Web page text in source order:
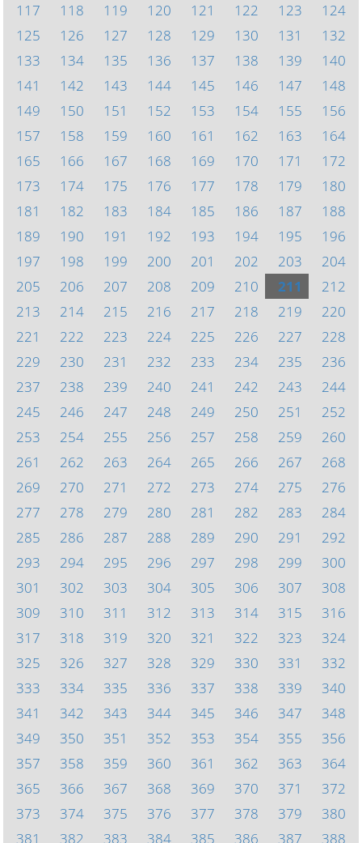
117
118 119 120 121 122 123
124
125
126 127 128 129 130 131
132
133
134 135 136 137 138 139
140
141
142 143 144 145 146 147
148
149
150 151 152 153 154 155
156
157
158 159 160 161 162 163
164
165
166 167 168 169 170 171
172
173
174 175 176 177 178 179
180
181
182 183 184 185 186 187
188
189
190 191 192 193 194 195
196
197
198 199 200 201 202 203
204
205
206 207 208 209 210 211
212
213
214 215 216 217 218 219
220
221
222 223 224 225 226 227
228
229
230 231 232 233 234 235
236
237
238 239 240 241 242 243
244
245
246 247 248 249 250 251
252
253
254 255 256 257 258 259
260
261
262 263 264 265 266 267
268
269
270 271 272 273 274 275
276
277
278 279 280 281 282 283
284
285
286 287 288 289 290 291
292
293
294 295 296 297 298 299
300
301
302 303 304 305 306 307
308
309
310 311 312 313 314 315
316
317
318 319 320 321 322 323
324
325
326 327 328 329 330 331
332
333
334 335 336 337 338 339
340
341
342 343 344 345 346 347
348
349
350 351 352 353 354 355
356
357
358 359 360 361 362 363
364
365
366 367 368 369 370 371
372
373
374 375 376 377 378 379
380
381
382 383 384 385 386 387 388